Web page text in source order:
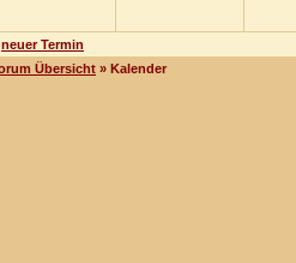
neuer Termin
Übersicht » Kalender